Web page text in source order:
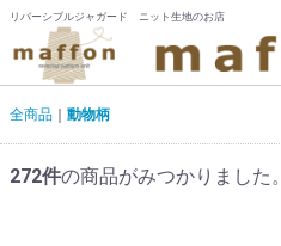
リバーシブルジャガード ニット生地のお店
全商品 動物柄
272件の商品がみつかりました。